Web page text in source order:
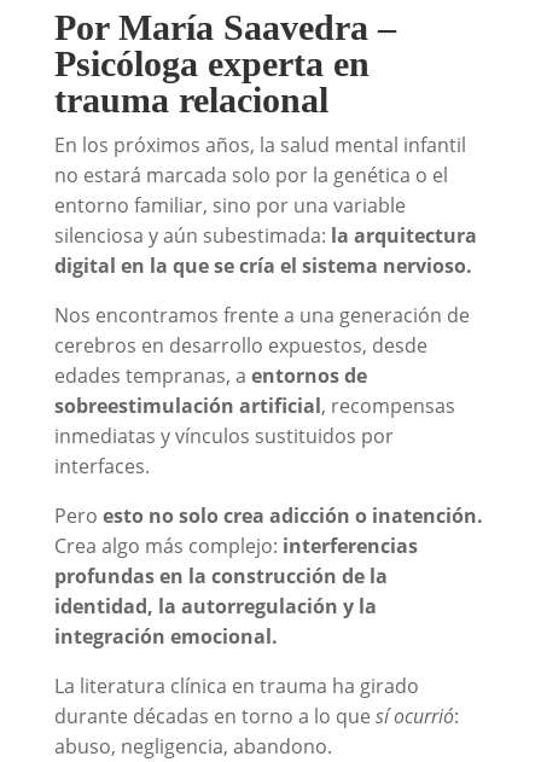
Por María Saavedra –
Psicóloga experta en
trauma relacional
En los próximos años, la salud mental infantil
no estará marcada solo por la genética o el
entorno familiar, sino por una variable
silenciosa y aún subestimada: la arquitectura
digital en la que se cría el sistema nervioso.
Nos encontramos frente a una generación de
cerebros en desarrollo expuestos, desde
edades tempranas, a entornos de
sobreestimulación artificial, recompensas
inmediatas y vínculos sustituidos por
interfaces.
Pero esto no solo crea adicción o inatención.
Crea algo más complejo: interferencias
profundas en la construcción de la
identidad, la autorregulación y la
integración emocional.
La literatura clínica en trauma ha girado
durante décadas en torno a lo que sí ocurrió:
abuso, negligencia, abandono.